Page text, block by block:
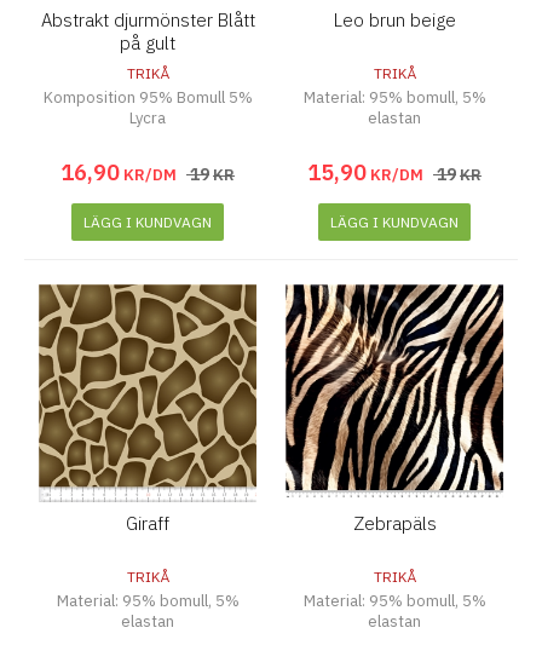
Abstrakt djurmönster Blått
på gult
TRIKÅ
Komposition 95% Bomull 5%
Lycra
16,90 KR/DM 19KR
LÄGG I KUNDVAGN
Leo brun beige
TRIKÅ
Material: 95% bomull, 5%
elastan
15,90 KR/DM 19KR
LÄGG I KUNDVAGN
Giraff
TRIKÅ
Material: 95% bomull, 5%
elastan
Zebrapäls
TRIKÅ
Material: 95% bomull, 5%
elastan